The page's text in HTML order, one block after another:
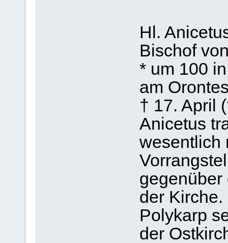
Hl.
Bischof
* um 100
am
† 17. April
Anicetus
wesentlich
gegenüber
der Kirche.
Polykarp
der